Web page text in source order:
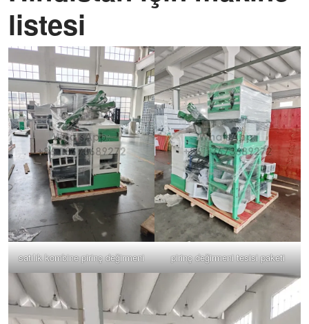
listesi
satılık kombine pirinç değirmeni pirinç değirmeni tesisi paketi